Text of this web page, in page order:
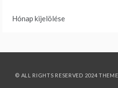
© ALL RIGHTS RESERVED 2024